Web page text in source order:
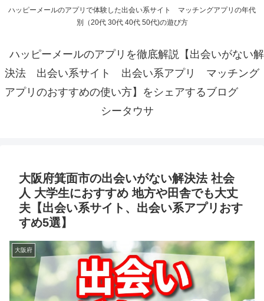
ハッピーメールのアプリで体験した出会い系サイト マッチングアプリの年代
別（20代 30代 40代 50代)の遊び方
ハッピーメールのアプリを徹底解説【出会いがない解
決法 出会い系サイト 出会い系アプリ マッチング
アプリのおすすめの使い方】をシェアするブログ
シータウサ
大阪府箕面市の出会いがない解決法 社会
人 大学生におすすめ 地方や田舎でも大丈
夫【出会い系サイト、出会い系アプリおす
すめ5選】
大阪府